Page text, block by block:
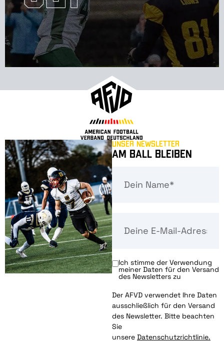
Unser Newsletter
Am Ball bleiben
Ich stimme der Verwendung
meiner Daten für den Versand
des Newsletters zu
Der AFVD verwendet Ihre Daten
ausschließlich für den Versand
des Newsletter. Bitte beachten
Sie
unsere Datenschutzrichtlinie.